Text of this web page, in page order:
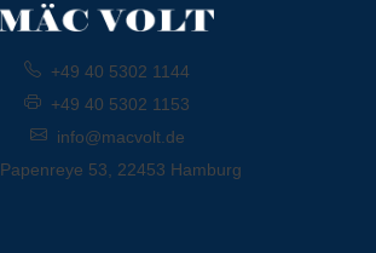
+49 40 5302 1144
+49 40 5302 1153
info@macvolt.de
Papenreye 53, 22453 Hamburg